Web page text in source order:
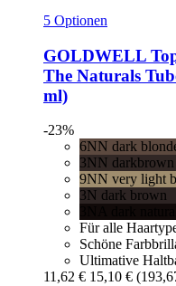
5 Optionen
GOLDWELL
The Naturals
ml)
-23%
6NN dark
3NN darkbrown
9NN very light
3N dark brown
Für alle
Schöne
Ultimative
11,62 € 15,10 €